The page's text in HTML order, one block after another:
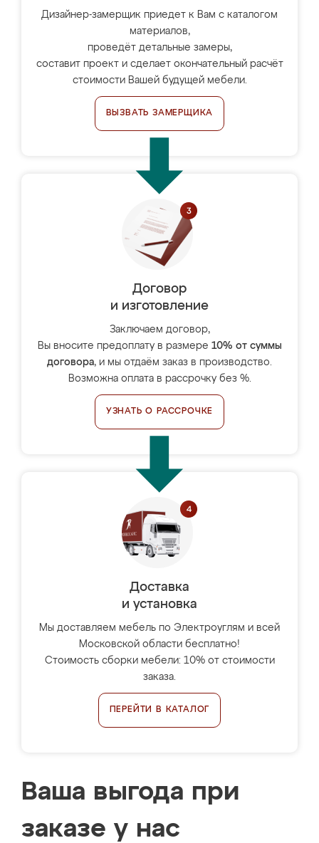
Дизайнер-замерщик приедет к Вам с каталогом
материалов,
проведёт детальные замеры,
составит проект и сделает окончательный расчёт
стоимости Вашей будущей мебели.
ВЫЗВАТЬ ЗАМЕРЩИКА
Договор
и изготовление
Заключаем договор,
Вы вносите предоплату в размере 10% от суммы
договора, и мы отдаём заказ в производство.
Возможна оплата в рассрочку без %.
УЗНАТЬ О РАССРОЧКЕ
Доставка
и установка
Мы доставляем мебель по Электроуглям и всей
Московской области бесплатно!
Стоимость сборки мебели: 10% от стоимости
заказа.
ПЕРЕЙТИ В КАТАЛОГ
Ваша выгода при
заказе у нас